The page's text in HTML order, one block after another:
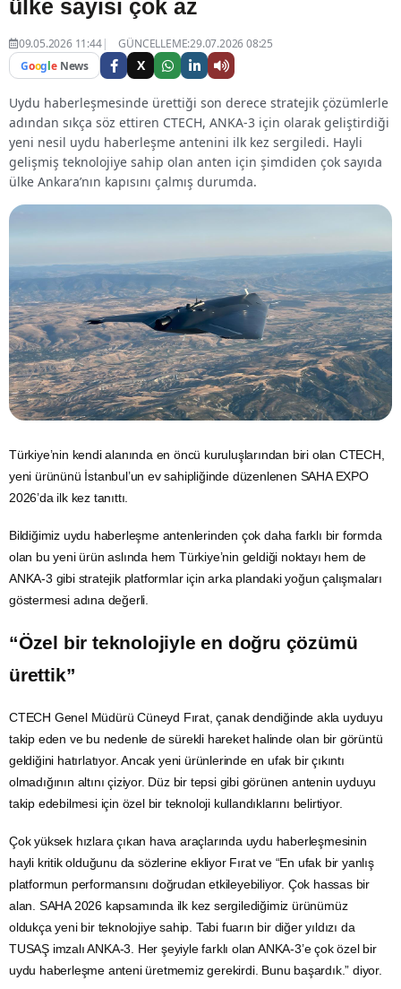
ülke sayısı çok az
09.05.2026 11:44
GÜNCELLEME:29.07.2026 08:25
Google News X
Uydu haberleşmesinde ürettiği son derece stratejik çözümlerle
adından sıkça söz ettiren CTECH, ANKA-3 için olarak geliştirdiği
yeni nesil uydu haberleşme antenini ilk kez sergiledi. Hayli
gelişmiş teknolojiye sahip olan anten için şimdiden çok sayıda
ülke Ankara’nın kapısını çalmış durumda.
Türkiye’nin kendi alanında en öncü kuruluşlarından biri olan CTECH,
yeni ürününü İstanbul’un ev sahipliğinde düzenlenen SAHA EXPO
2026’da ilk kez tanıttı.
Bildiğimiz uydu haberleşme antenlerinden çok daha farklı bir formda
olan bu yeni ürün aslında hem Türkiye’nin geldiği noktayı hem de
ANKA-3 gibi stratejik platformlar için arka plandaki yoğun çalışmaları
göstermesi adına değerli.
“Özel bir teknolojiyle en doğru çözümü
ürettik”
CTECH Genel Müdürü Cüneyd Fırat, çanak dendiğinde akla uyduyu
takip eden ve bu nedenle de sürekli hareket halinde olan bir görüntü
geldiğini hatırlatıyor. Ancak yeni ürünlerinde en ufak bir çıkıntı
olmadığının altını çiziyor. Düz bir tepsi gibi görünen antenin uyduyu
takip edebilmesi için özel bir teknoloji kullandıklarını belirtiyor.
Çok yüksek hızlara çıkan hava araçlarında uydu haberleşmesinin
hayli kritik olduğunu da sözlerine ekliyor Fırat ve “En ufak bir yanlış
platformun performansını doğrudan etkileyebiliyor. Çok hassas bir
alan. SAHA 2026 kapsamında ilk kez sergilediğimiz ürünümüz
oldukça yeni bir teknolojiye sahip. Tabi fuarın bir diğer yıldızı da
TUSAŞ imzalı ANKA-3. Her şeyiyle farklı olan ANKA-3’e çok özel bir
uydu haberleşme anteni üretmemiz gerekirdi. Bunu başardık.” diyor.